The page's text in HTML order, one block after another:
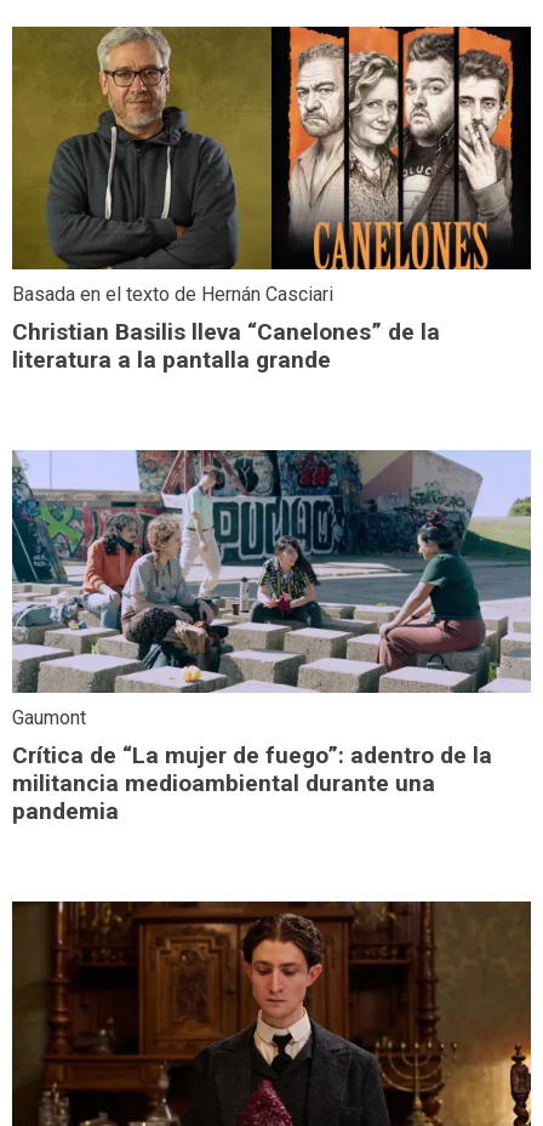
Basada en el texto de Hernán Casciari
Christian Basilis lleva “Canelones” de la
literatura a la pantalla grande
Gaumont
Crítica de “La mujer de fuego”: adentro de la
militancia medioambiental durante una
pandemia